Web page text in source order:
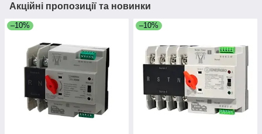
Акційні пропозиції та новинки
–10% –10%